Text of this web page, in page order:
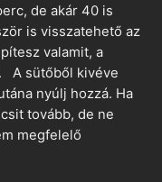
de akár 40 is
is visszatehető az
valamit, a
A sütőből kivéve
nyúlj hozzá. Ha
tovább, de ne
megfelelő